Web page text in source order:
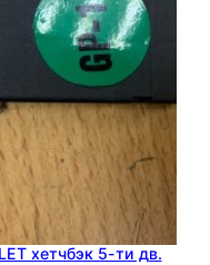
хетчбэк 5-ти дв.